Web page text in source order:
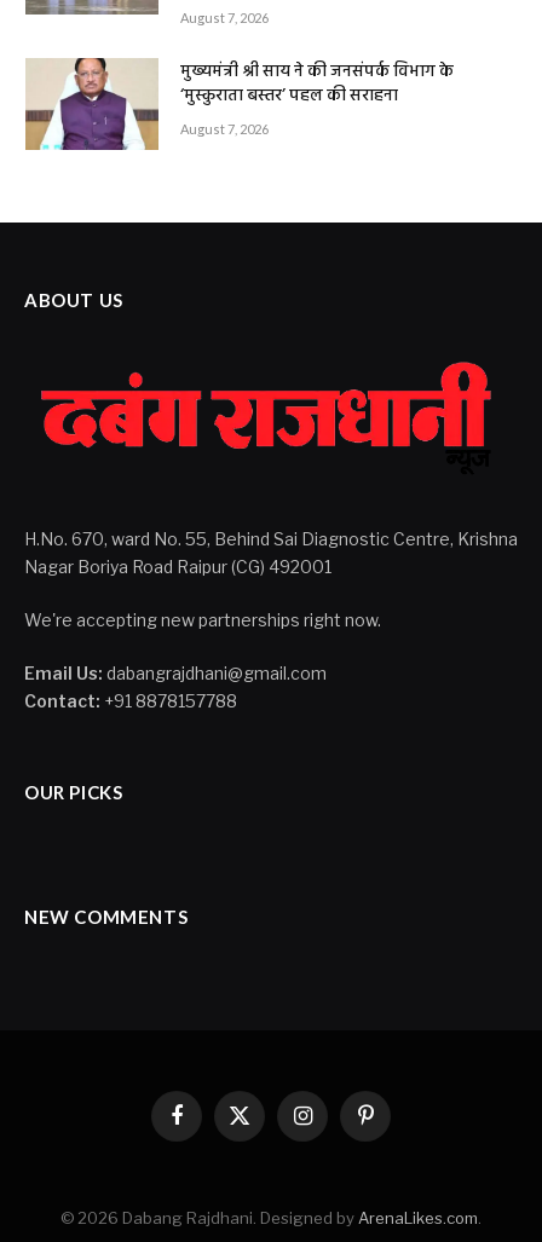
August 7, 2026
मुख्यमंत्री श्री साय ने की जनसंपर्क विभाग के
‘मुस्कुराता बस्तर’ पहल की सराहना
August 7, 2026
ABOUT US
H.No. 670, ward No. 55, Behind Sai Diagnostic Centre, Krishna
Nagar Boriya Road Raipur (CG) 492001
We're accepting new partnerships right now.
Email Us: dabangrajdhani@gmail.com
Contact: +91 8878157788
OUR PICKS
NEW COMMENTS
Facebook
X
(Twitter)
InstagramPinterest
© 2026 Dabang Rajdhani. Designed by ArenaLikes.com